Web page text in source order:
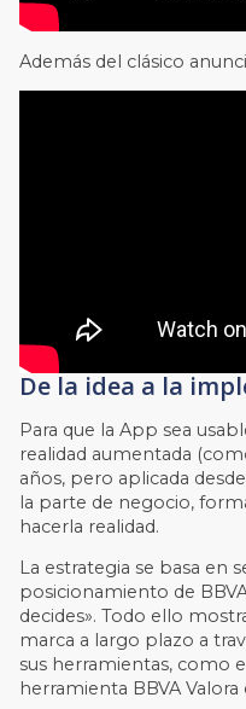
Además del clásico
De la idea a la
Para que la App sea
realidad aumentada
años, pero aplicada
la parte de negocio,
hacerla realidad.
La estrategia se basa en
posicionamiento de
decides». Todo ello
marca a largo plazo a
sus herramientas, como
herramienta BBVA